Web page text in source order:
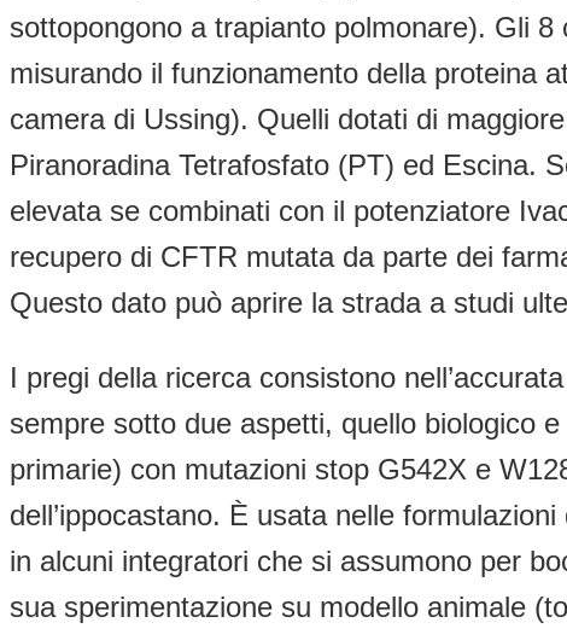
sottopongono a trapianto polmonare). Gli
misurando il funzionamento della proteina
camera di Ussing). Quelli dotati di
Piranoradina Tetrafosfato (PT) ed Escina.
elevata se combinati con il potenziatore
recupero di CFTR mutata da parte dei
Questo dato può aprire la strada a studi
I pregi della ricerca consistono
sempre sotto due aspetti, quello biologico
primarie) con mutazioni stop G542X e
dell’ippocastano. È usata nelle
in alcuni integratori che si assumono per
sua sperimentazione su modello animale